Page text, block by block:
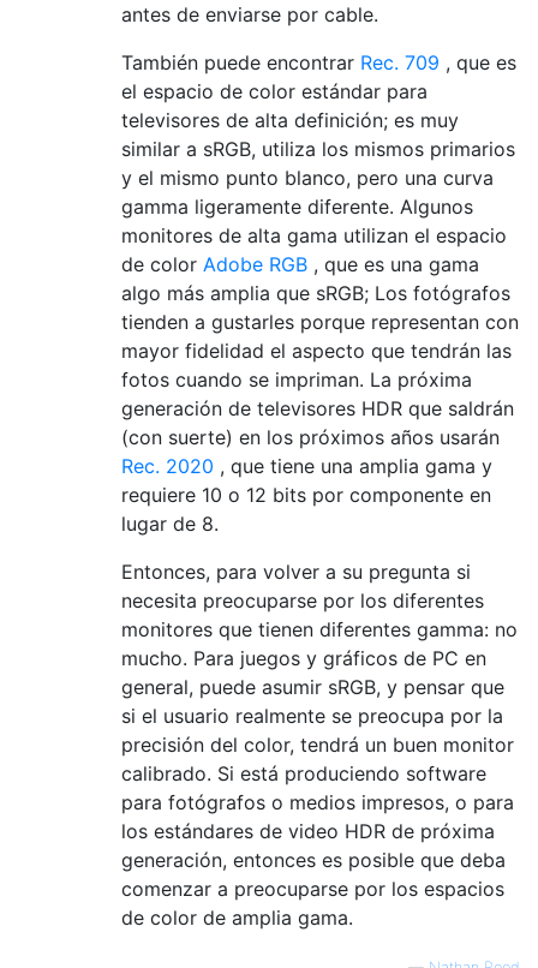
antes de enviarse por cable.
También puede encontrar Rec. 709 , que es
el espacio de color estándar para
televisores de alta definición; es muy
similar a sRGB, utiliza los mismos primarios
y el mismo punto blanco, pero una curva
gamma ligeramente diferente. Algunos
monitores de alta gama utilizan el espacio
de color Adobe RGB , que es una gama
algo más amplia que sRGB; Los fotógrafos
tienden a gustarles porque representan con
mayor fidelidad el aspecto que tendrán las
fotos cuando se impriman. La próxima
generación de televisores HDR que saldrán
(con suerte) en los próximos años usarán
Rec. 2020 , que tiene una amplia gama y
requiere 10 o 12 bits por componente en
lugar de 8.
Entonces, para volver a su pregunta si
necesita preocuparse por los diferentes
monitores que tienen diferentes gamma: no
mucho. Para juegos y gráficos de PC en
general, puede asumir sRGB, y pensar que
si el usuario realmente se preocupa por la
precisión del color, tendrá un buen monitor
calibrado. Si está produciendo software
para fotógrafos o medios impresos, o para
los estándares de video HDR de próxima
generación, entonces es posible que deba
comenzar a preocuparse por los espacios
de color de amplia gama.